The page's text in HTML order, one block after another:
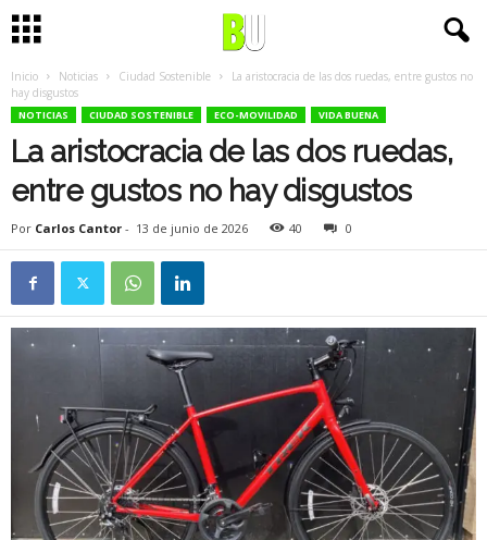
Inicio Noticias Ciudad Sostenible
La aristocracia de las dos ruedas, entre gustos no
hay disgustos
NOTICIAS CIUDAD SOSTENIBLE ECO-MOVILIDAD VIDA BUENA
La aristocracia de las dos ruedas,
entre gustos no hay disgustos
Por Carlos Cantor - 13 de junio de 2026 40 0